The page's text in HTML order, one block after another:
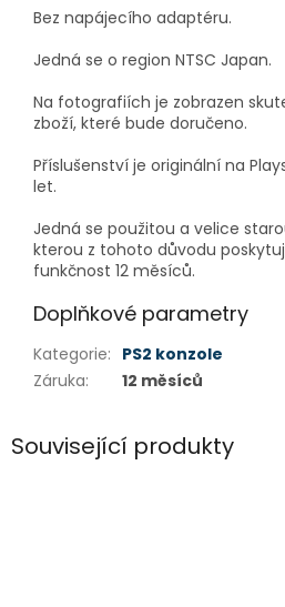
Bez napájecího adaptéru.
Jedná se o region NTSC Japan.
Na fotografiích je zobrazen
zboží, které bude doručeno.
Příslušenství je originální na
let.
Jedná se použitou a velice
kterou z tohoto důvodu
funkčnost 12 měsíců.
Doplňkové parametry
Kategorie: PS2 konzole
Záruka: 12 měsíců
Související produkty